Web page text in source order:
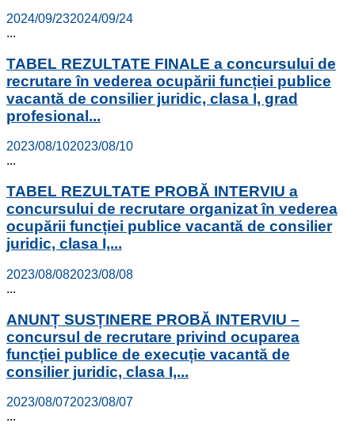
2024/09/232024/09/24
...
TABEL REZULTATE FINALE a concursului de
recrutare în vederea ocupării funcției publice
vacantă de consilier juridic, clasa I, grad
profesional...
2023/08/102023/08/10
...
TABEL REZULTATE PROBĂ INTERVIU a
concursului de recrutare organizat în vederea
ocupării funcției publice vacantă de consilier
juridic, clasa I,...
2023/08/082023/08/08
...
ANUNȚ SUSȚINERE PROBĂ INTERVIU –
concursul de recrutare privind ocuparea
funcției publice de execuție vacantă de
consilier juridic, clasa I,...
2023/08/072023/08/07
...